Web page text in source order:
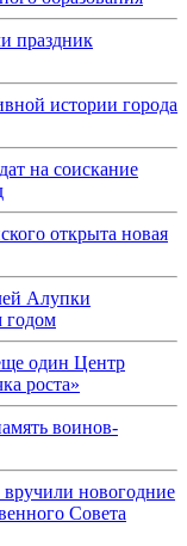
праздник
истории города
на соискание
открыта новая
Алупки
годом
один Центр
роста»
воинов-
новогодние
Совета